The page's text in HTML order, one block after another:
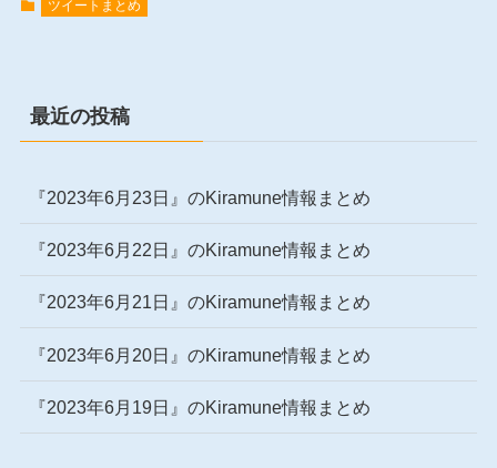
ツイートまとめ
最近の投稿
『2023年6月23日』のKiramune情報まとめ
『2023年6月22日』のKiramune情報まとめ
『2023年6月21日』のKiramune情報まとめ
『2023年6月20日』のKiramune情報まとめ
『2023年6月19日』のKiramune情報まとめ